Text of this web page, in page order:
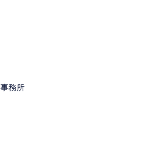
事務所